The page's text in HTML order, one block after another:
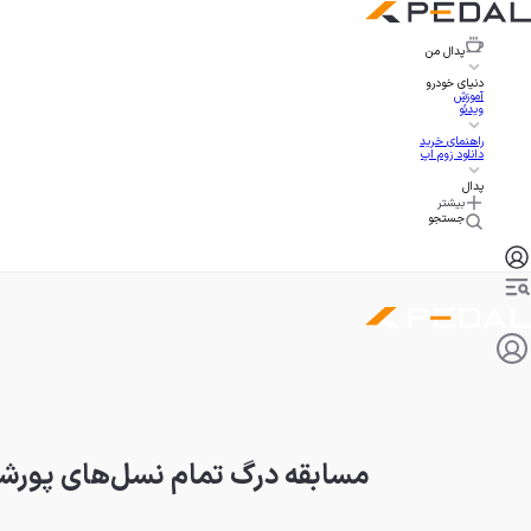
پدال من
دنیای خودرو
آموزش
ویدئو
راهنمای خرید
دانلود زوم اپ
پدال
بیشتر
جستجو
مسابقه درگ تمام نسل‌های پورشه ۹۱۱ توربو، از نسل اول تا